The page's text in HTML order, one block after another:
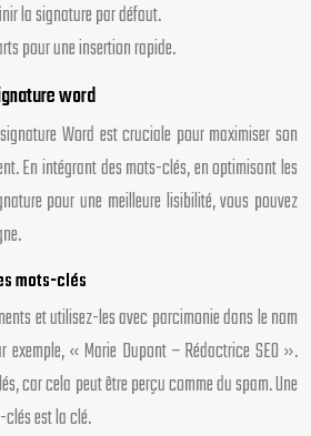
la signature par défaut.
pour une insertion rapide.
word
Word est cruciale pour maximiser son
En intégrant des mots-clés, en optimisant les
pour une meilleure lisibilité, vous pouvez
mots-clés
et utilisez-les avec parcimonie dans le nom
« Marie Dupont – Rédactrice SEO ».
car cela peut être perçu comme du spam. Une
est la clé.